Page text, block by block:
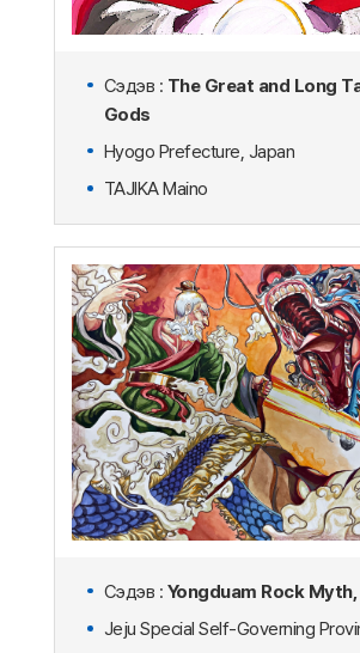
Сэдэв : The Great and Long
Gods
Hyogo Prefecture, Japan
TAJIKA Maino
Сэдэв : Yongduam Rock
Jeju Special Self-Governing